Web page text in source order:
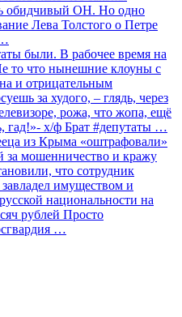
обидчивый ОН. Но одно
Лева Толстого о Петре
были. В рабочее время на
то что нынешние клоуны с
и отрицательным
за худого, – глядь, через
рожа, что жопа, ещё
гад!»- х/ф Брат #депутаты …
из Крыма «оштрафовали»
за мошенничество и кражу
что сотрудник
имуществом и
национальности на
рублей Просто
…